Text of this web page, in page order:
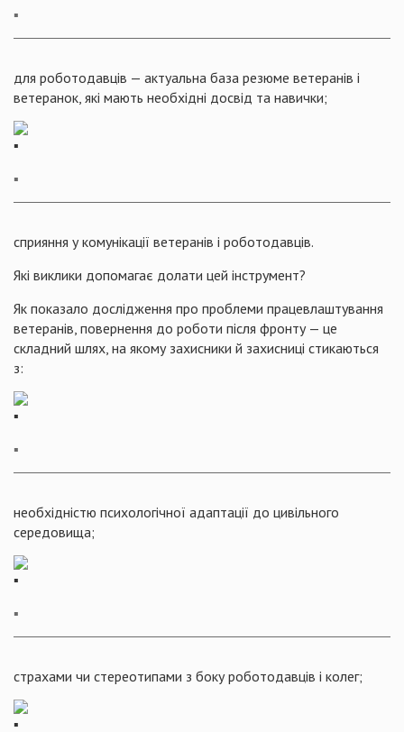
▪️
для роботодавців — актуальна база резюме ветеранів і
ветеранок, які мають необхідні досвід та навички;
▪️
сприяння у комунікації ветеранів і роботодавців.
Які виклики допомагає долати цей інструмент?
Як показало дослідження про проблеми працевлаштування
ветеранів, повернення до роботи після фронту — це
складний шлях, на якому захисники й захисниці стикаються
з:
▪️
необхідністю психологічної адаптації до цивільного
середовища;
▪️
страхами чи стереотипами з боку роботодавців і колег;